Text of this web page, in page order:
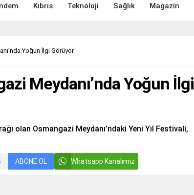
Kıbrıs Teknoloji Sağlık Magazin
Yoğun İlgi Görüyor
Meydanı’nda Yoğun İlgi
olan Osmangazi Meydanı’ndaki Yeni Yıl Festivali,
ABONE OL Whatsapp Kanalımız